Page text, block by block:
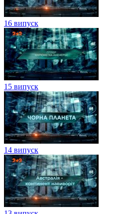
16 випуск
15 випуск
14 випуск